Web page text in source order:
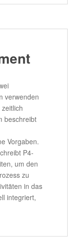
verwenden
beschreibt
Vorgaben.
P4-
um den
zu
in das
integriert,